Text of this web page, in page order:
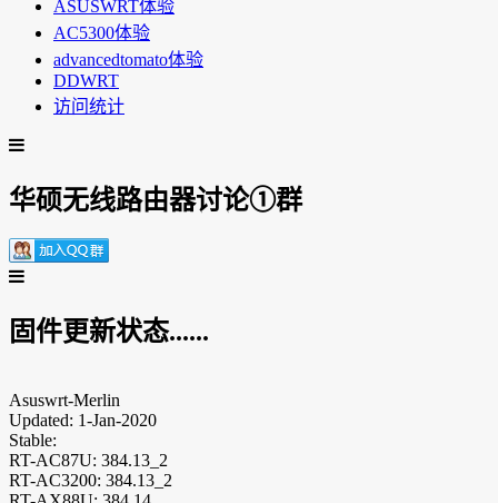
ASUSWRT体验
AC5300体验
advancedtomato体验
DDWRT
访问统计
华硕无线路由器讨论①群
固件更新状态......
Asuswrt-Merlin
Updated: 1-Jan-2020
Stable:
RT-AC87U: 384.13_2
RT-AC3200: 384.13_2